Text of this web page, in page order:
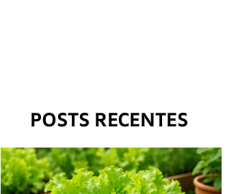
POSTS RECENTES